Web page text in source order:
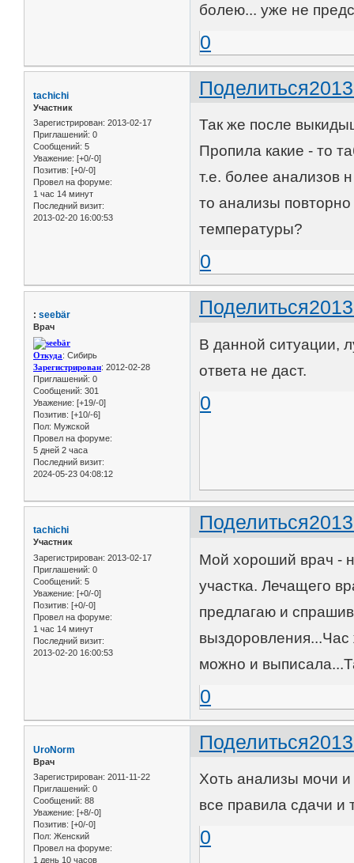
болею... уже не
0
Поделиться
tachichi
Участник
Зарегистрирован: 2013-02-17
Приглашений: 0
Сообщений: 5
Уважение: [+0/-0]
Позитив: [+0/-0]
Провел на форуме:
1 час 14 минут
Последний визит:
2013-02-20 16:00:53
Так же после
Пропила какие - то
т.е. более анализов
то анализы
температуры?
0
Поделиться
: seebär
Врач
Откуда: Сибирь
Зарегистрирован: 2012-02-28
Приглашений: 0
Сообщений: 301
Уважение: [+19/-0]
Позитив: [+10/-6]
Пол: Мужской
Провел на форуме:
5 дней 2 часа
Последний визит:
2024-05-23 04:08:12
В данной ситуации,
ответа не даст.
0
Поделиться
tachichi
Участник
Зарегистрирован: 2013-02-17
Приглашений: 0
Сообщений: 5
Уважение: [+0/-0]
Позитив: [+0/-0]
Провел на форуме:
1 час 14 минут
Последний визит:
2013-02-20 16:00:53
Мой хороший врач -
участка. Лечащего
предлагаю и
выздоровления...Час
можно и
0
Поделиться
UroNorm
Врач
Зарегистрирован: 2011-11-22
Приглашений: 0
Сообщений: 88
Уважение: [+8/-0]
Позитив: [+0/-0]
Пол: Женский
Провел на форуме:
1 день 10 часов
Хоть анализы мочи
все правила сдачи и
0